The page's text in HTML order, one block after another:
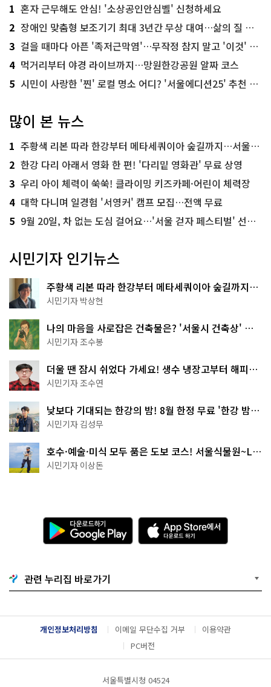
1 혼자 근무해도 안심! '소상공인안심벨' 신청하세요
2 장애인 맞춤형 보조기기 최대 3년간 무상 대여…삶의 질 높인다
3 걸을 때마다 아픈 '족저근막염'…무작정 참지 말고 '이것' 해보세요!
4 먹거리부터 야경 라이브까지…망원한강공원 알짜 코스
5 시민이 사랑한 '찐' 로컬 명소 어디? '서울에디션25' 추천 코스
많이 본 뉴스
1 주황색 리본 따라 한강부터 메타세쿼이아 숲길까지…서울둘레길 15코스
2 한강 다리 아래서 영화 한 편! '다리밑 영화관' 무료 상영
3 우리 아이 체력이 쑥쑥! 클라이밍 키즈카페·어린이 체력장
4 대학 다니며 일경험 '서영커' 캠프 모집…전액 무료
5 9월 20일, 차 없는 도심 걸어요…'서울 걷자 페스티벌' 선착순 5천명
시민기자 인기뉴스
주황색 리본 따라 한강부터 메타세쿼이아 숲길까지…
서울둘레길 15코스
시민기자 박상현
나의 마음을 사로잡은 건축물은? '서울시 건축상' 수
상작 공개!
시민기자 조수봉
더울 땐 잠시 쉬었다 가세요! 생수 냉장고부터 해피소
·무더위쉼터까지
시민기자 조수연
낮보다 기대되는 한강의 밤! 8월 한정 무료 '한강 밤
핑' 예약은?
시민기자 김성무
호수·예술·미식 모두 품은 도보 코스! 서울식물원~LG
아트센터~마곡테라스거리
시민기자 이상돈
다
운
로
기
G
o
g
l
e
A
p
p
e
서
다
운
관련 누리집 바로가기
개인정보처리방침 이메일 무단수집 거부
이용약관
PC버전
서울특별시청 04524